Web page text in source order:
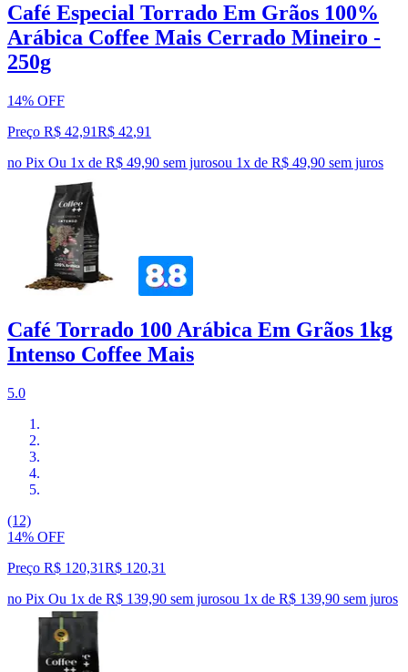
Café Especial Torrado Em Grãos 100%
Arábica Coffee Mais Cerrado Mineiro -
250g
14% OFF
Preço R$ 42,91R$ 42,91
no Pix Ou 1x de R$ 49,90 sem jurosou 1x de R$ 49,90 sem juros
Café Torrado 100 Arábica Em Grãos 1kg
Intenso Coffee Mais
5.0
(12)
14% OFF
Preço R$ 120,31R$ 120,31
no Pix Ou 1x de R$ 139,90 sem jurosou 1x de R$ 139,90 sem juros